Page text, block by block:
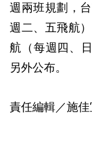
週兩班規劃，
週二、五飛航
航（每週四、
另外公布。
責任編輯／施佳